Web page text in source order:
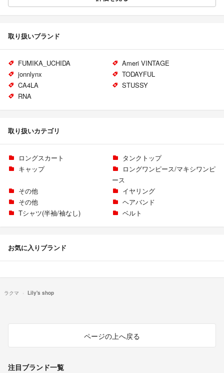
取り扱いブランド
FUMIKA_UCHIDA
Ameri VINTAGE
jonnlynx
TODAYFUL
CA4LA
STUSSY
RNA
取り扱いカテゴリ
ロングスカート
タンクトップ
キャップ
ロングワンピース/マキシワンピ
ース
その他
イヤリング
その他
ヘアバンド
Tシャツ(半袖/袖なし)
ベルト
お気に入りブランド
ラクマ Lily's shop
ページの上へ戻る
注目ブランド一覧